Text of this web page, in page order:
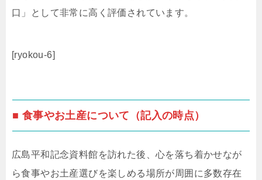
口」として非常に高く評価されています。
[ryokou-6]
■ 食事やお土産について（記入の時点）
広島平和記念資料館を訪れた後、心を落ち着かせなが
ら食事やお土産選びを楽しめる場所が周囲に多数存在